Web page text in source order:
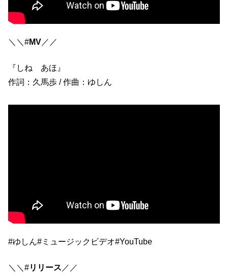
＼＼#MV／／
『しね あほ』
作詞：久馬歩 / 作曲：ゆしん
#ゆしん#ミュージックビデオ#YouTube
＼＼#リリース ／／